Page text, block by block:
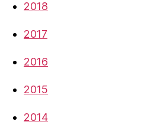
2018
2017
2016
2015
2014